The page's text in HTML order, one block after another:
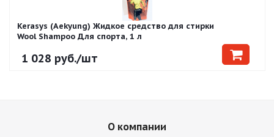
Kerasys (Aekyung) Жидкое средство для стирки
Wool Shampoo Для спорта, 1 л
1 028 руб./шт
О компании